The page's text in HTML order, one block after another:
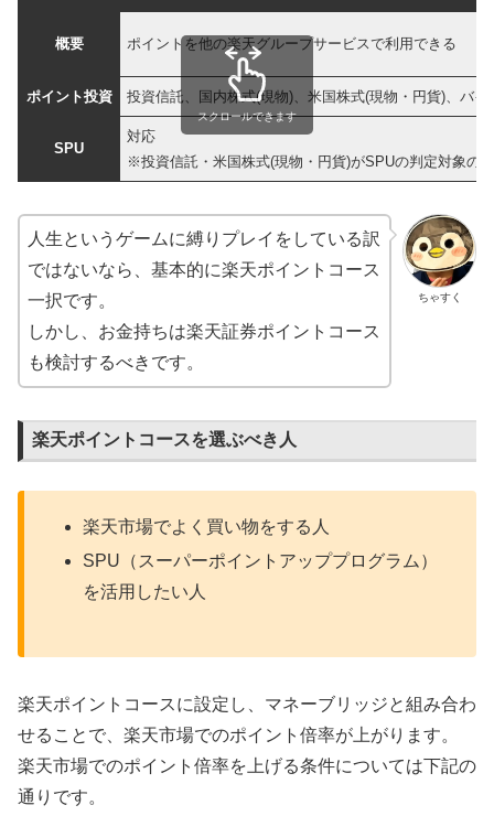
概要 ポイントを他の楽天グループサービスで利用できる
ポイント投資 投資信託、国内株式(現物)、米国株式(現物・円貨)、バ
SPU
対応
※投資信託・米国株式(現物・円貨)がSPUの判定対象の
スクロールできます
ちゃすく
人生というゲームに縛りプレイをしている訳
ではないなら、基本的に楽天ポイントコース
一択です。
しかし、お金持ちは楽天証券ポイントコース
も検討するべきです。
楽天ポイントコースを選ぶべき人
楽天市場でよく買い物をする人
SPU（スーパーポイントアッププログラム）
を活用したい人
楽天ポイントコースに設定し、マネーブリッジと組み合わ
せることで、楽天市場でのポイント倍率が上がります。
楽天市場でのポイント倍率を上げる条件については下記の
通りです。